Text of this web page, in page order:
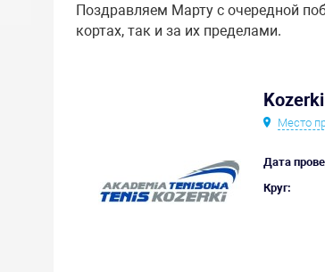
Поздравляем Марту с очередной
кортах, так и за их пределами.
Место
Дата
Круг: